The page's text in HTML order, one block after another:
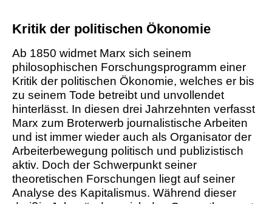
Kritik der politischen Ökonomie
Ab 1850 widmet Marx sich seinem
philosophischen Forschungsprogramm einer
Kritik der politischen Ökonomie, welches er bis
zu seinem Tode betreibt und unvollendet
hinterlässt. In diesen drei Jahrzehnten verfasst
Marx zum Broterwerb journalistische Arbeiten
und ist immer wieder auch als Organisator der
Arbeiterbewegung politisch und publizistisch
aktiv. Doch der Schwerpunkt seiner
theoretischen Forschungen liegt auf seiner
Analyse des Kapitalismus. Während dieser